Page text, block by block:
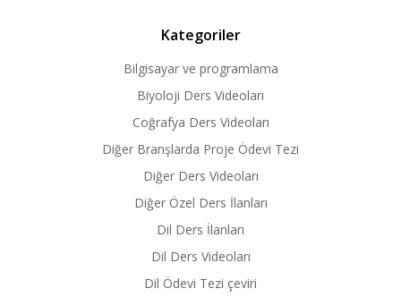
Kategoriler
Bilgisayar ve programlama
Biyoloji Ders Videoları
Coğrafya Ders Videoları
Diğer Branşlarda Proje Ödevi Tezi
Diğer Ders Videoları
Diğer Özel Ders İlanları
Dil Ders İlanları
Dil Ders Videoları
Dil Ödevi Tezi çeviri